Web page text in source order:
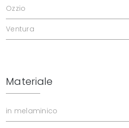
Ozzio
Ventura
Materiale
in melaminico